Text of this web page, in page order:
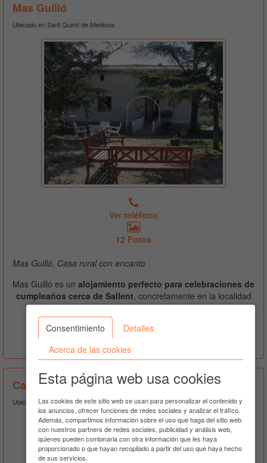
Mas Guilló
Ubicado en Sant Quintí de Mediona
Ver teléfono
12 Fotos
Mas Guilló, Casa rural con encanto
Mas Guilló es un alojamiento perfecto para celebraciones de
cumpleaños cerca de Sallent, concretamente en la localidad
de Sant Quintí de Mediona a 45.83 Kms. en línea recta.
Casa Can Farré
Ubicado en Gallifa
Consentimiento
Detalles
Acerca de las cookies
Esta página web usa cookies
Las cookies de este sitio web se usan para personalizar el contenido y
los anuncios, ofrecer funciones de redes sociales y analizar el tráfico.
Además, compartimos información sobre el uso que haga del sitio web
con nuestros partners de redes sociales, publicidad y análisis web,
quienes pueden combinarla con otra información que les haya
proporcionado o que hayan recopilado a partir del uso que haya hecho
de sus servicios.